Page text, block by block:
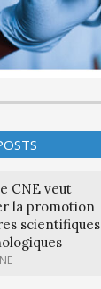
CNE veut
la promotion
scientifiques